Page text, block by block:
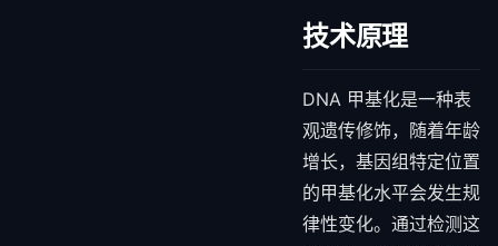
技术原理
DNA 甲基化是一种表
观遗传修饰，随着年龄
增长，基因组特定位置
的甲基化水平会发生规
律性变化。通过检测这